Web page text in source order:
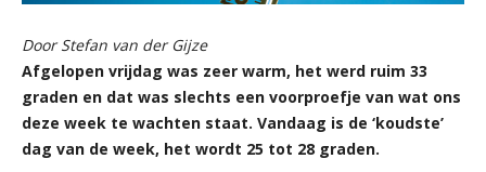
Door Stefan van der Gijze
Afgelopen vrijdag was zeer warm, het werd ruim 33
graden en dat was slechts een voorproefje van wat ons
deze week te wachten staat. Vandaag is de ‘koudste’
dag van de week, het wordt 25 tot 28 graden.